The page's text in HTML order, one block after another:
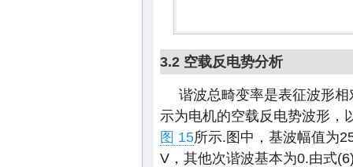
3.2 空载反电势分析
谐波总畸变率是表征波形
示为电机的空载反电势波形，
图 15所示.图中，基波幅值为
V，其他次谐波基本为0.由式